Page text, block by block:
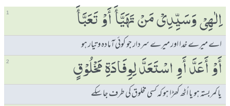
اِلٰھِیْ وَسَیِّدِیْ مَنْ تَھَیَّٲَ ٲَوْ تَعَبَّٲَ 1
اے میرے خدا اور میرے سردار جو کوئی آمادہ و تیار ہو
ٲَوْ ٲَعَدَّ ٲَوِ اسْتَعَدَّ لِوِفَادَۃِ مَخْلُوْقٍ 2
یا کمربستہ ہو یا اُٹھ کھڑا ہو کہ کسی مخلوق کی طرف جا سکے